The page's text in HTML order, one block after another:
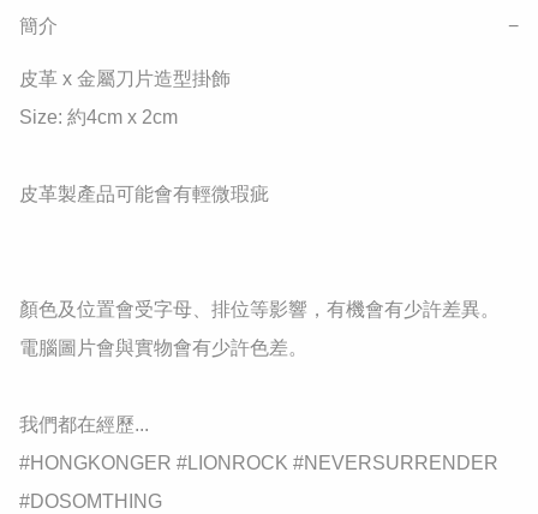
簡介 −
皮革 x 金屬刀片造型掛飾
Size: 約4cm x 2cm
皮革製產品可能會有輕微瑕疵
顏色及位置會受字母、排位等影響，有機會有少許差異。
電腦圖片會與實物會有少許色差。
我們都在經歷...
#HONGKONGER #LIONROCK #NEVERSURRENDER
#DOSOMTHING